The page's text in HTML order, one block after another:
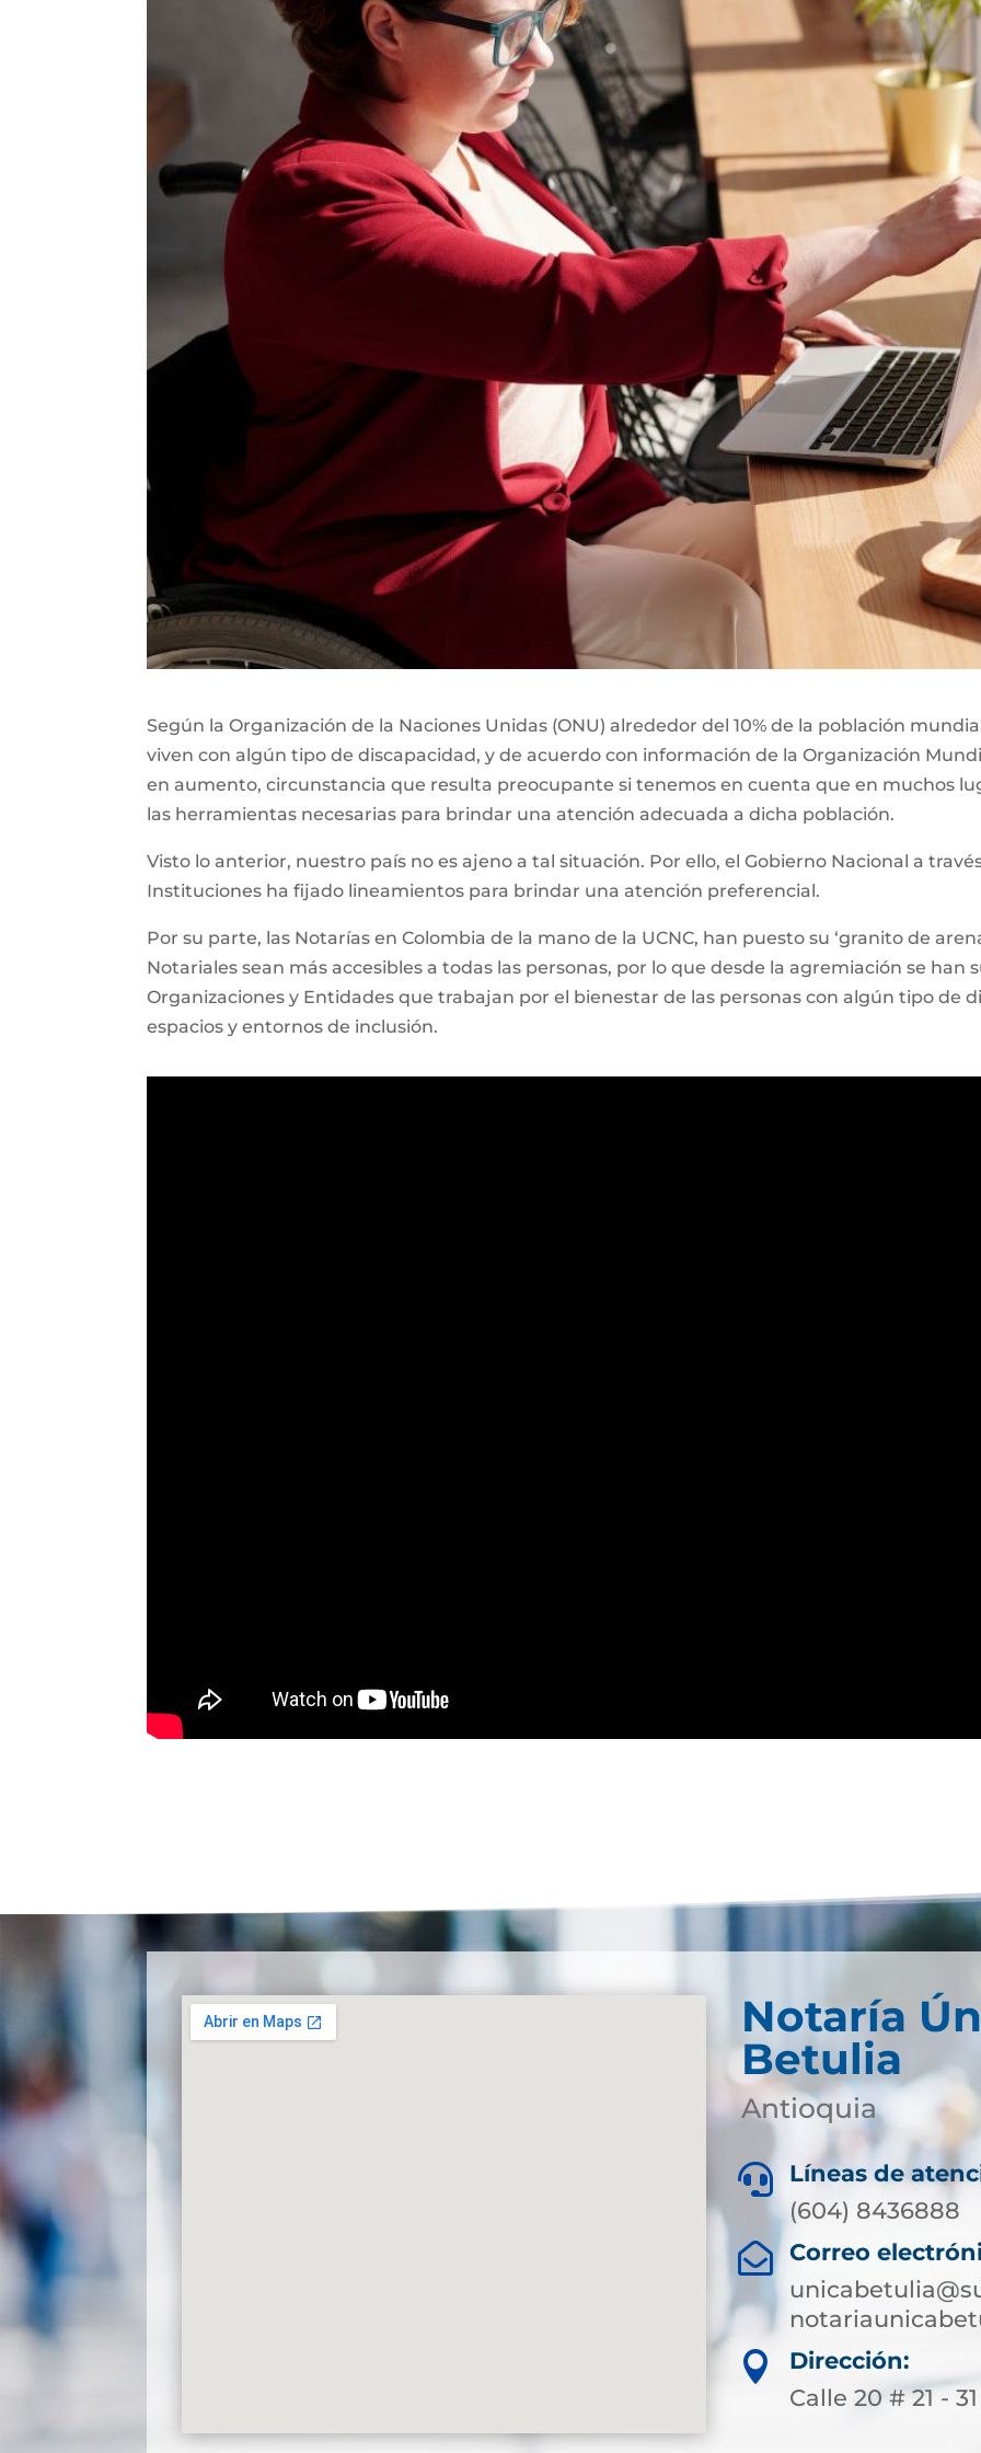
Según la Organización de la Naciones Unidas (ONU) alrededor del 10% de la población
viven con algún tipo de discapacidad, y de acuerdo con información de la Organización
en aumento, circunstancia que resulta preocupante si tenemos en cuenta que en muchos
las herramientas necesarias para brindar una atención adecuada a dicha población.
Visto lo anterior, nuestro país no es ajeno a tal situación. Por ello, el Gobierno Nacional a
Instituciones ha fijado lineamientos para brindar una atención preferencial.
Por su parte, las Notarías en Colombia de la mano de la UCNC, han puesto su ‘granito de
Notariales sean más accesibles a todas las personas, por lo que desde la agremiación se han
Organizaciones y Entidades que trabajan por el bienestar de las personas con algún tipo de
espacios y entornos de inclusión.
Notaría
Betulia
Antioquia

Líneas de
(604) 8436888

Correo

Dirección:
Calle 20 # 21 - 31